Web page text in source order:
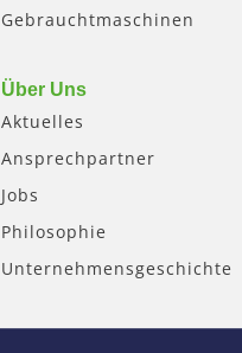
Gebrauchtmaschinen
Über Uns
Aktuelles
Ansprechpartner
Jobs
Philosophie
Unternehmensgeschichte